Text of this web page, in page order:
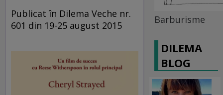
Publicat în Dilema Veche nr.
601 din 19-25 august 2015
Barburisme
DILEMA
BLOG